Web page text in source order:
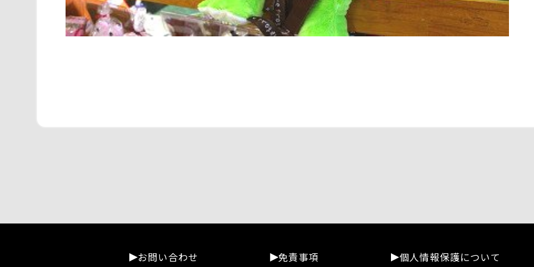
お問い合わせ 免責事項 個人情報保護について